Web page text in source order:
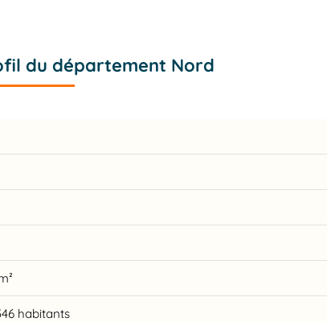
du département Nord
habitants